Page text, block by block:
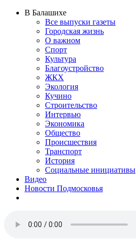
В Балашихе
Все выпуски газеты
Городская жизнь
О важном
Спорт
Культура
Благоустройство
ЖКХ
Экология
Кучино
Строительство
Интервью
Экономика
Общество
Происшествия
Транспорт
История
Социальные инициативы
Видео
Новости Подмосковья